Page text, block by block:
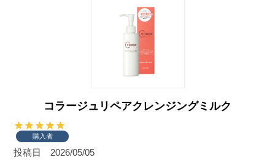
コラージュリペアクレンジングミルク
購入者
投稿日 2026/05/05